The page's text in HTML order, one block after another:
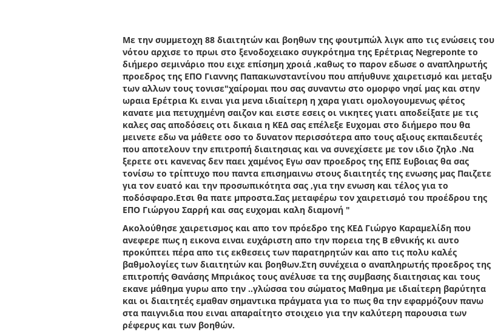
Με την συμμετοχη 88 διαιτητών και βοηθων της φουτμπώλ λιγκ απο τις ενώσεις του
νότου αρχισε το πρωι στο ξενοδοχειακο συγκρότημα της Ερέτριας Νegreponte το
διήμερο σεμινάριο που ειχε επίσημη χροιά ,καθως το παρον εδωσε ο αναπληρωτής
προεδρος της ΕΠΟ Γιαννης Παπακωνσταντίνου που απήυθυνε χαιρετισμό και μεταξυ
των αλλων τους τονισε"χαίρομαι που σας συναντω στο ομορφο νησί μας και στην
ωραια Ερέτρια Κι ειναι για μενα ιδιαίτερη η χαρα γιατι ομολογουμενως φέτος
κανατε μια πετυχημένη σαιζον και ειστε εσεις οι νικητες γιατι αποδείξατε με τις
καλες σας αποδόσεις οτι δικαια η ΚΕΔ σας επέλεξε Ευχομαι στο διήμερο που θα
μεινετε εδω να μάθετε οσο το δυνατον περισσότερα απο τους αξιους εκπαιδευτές
που αποτελουν την επιτροπή διαιτησιας και να συνεχίσετε με τον ιδιο ζηλο .Να
ξερετε οτι κανενας δεν παει χαμένος Εγω σαν προεδρος της ΕΠΣ Ευβοιας θα σας
τονίσω το τρίπτυχο που παντα επισημαινω στους διαιτητές της ενωσης μας Παιζετε
για τον ευατό και την προσωπικότητα σας ,για την ενωση και τέλος για το
ποδόσφαρο.Ετσι θα πατε μπροστα.Σας μεταφέρω τον χαιρετισμό του προέδρου της
ΕΠΟ Γιώργου Σαρρή και σας ευχομαι καλη διαμονή "
Ακολούθησε χαιρετισμος και απο τον πρόεδρο της ΚΕΔ Γιώργο Καραμελίδη που
ανεφερε πως η εικονα ειναι ευχάριστη απο την πορεια της Β εθνικής κι αυτο
προκύπτει πέρα απο τις εκθεσεις των παρατηρητών και απο τις πολυ καλές
βαθμολογίες των διαιτητών και βοηθων.Στη συνέχεια ο αναπληρωτής προεδρος της
επιτροπής Θανάσης Μπριάκος τους ανέλυσε τα της συμβασης διαιτησιας και τους
εκανε μάθημα γυρω απο την ..γλώσσα του σώματος Μαθημα με ιδιαίτερη βαρύτητα
και οι διαιτητές εμαθαν σημαντικα πράγματα για το πως θα την εφαρμόζουν πανω
στα παιγνιδια που ειναι απαραίτητο στοιχειο για την καλύτερη παρουσια των
ρέφερυς και των βοηθών.